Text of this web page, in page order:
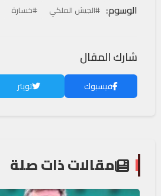
الوسوم: #الجيش الملكي #خسارة
شارك المقال
فيسبوك تويتر
مقالات ذات صلة